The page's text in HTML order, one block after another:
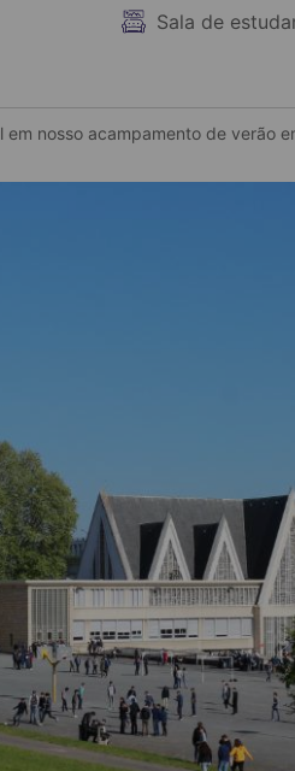
Sala de
nosso acampamento de verão